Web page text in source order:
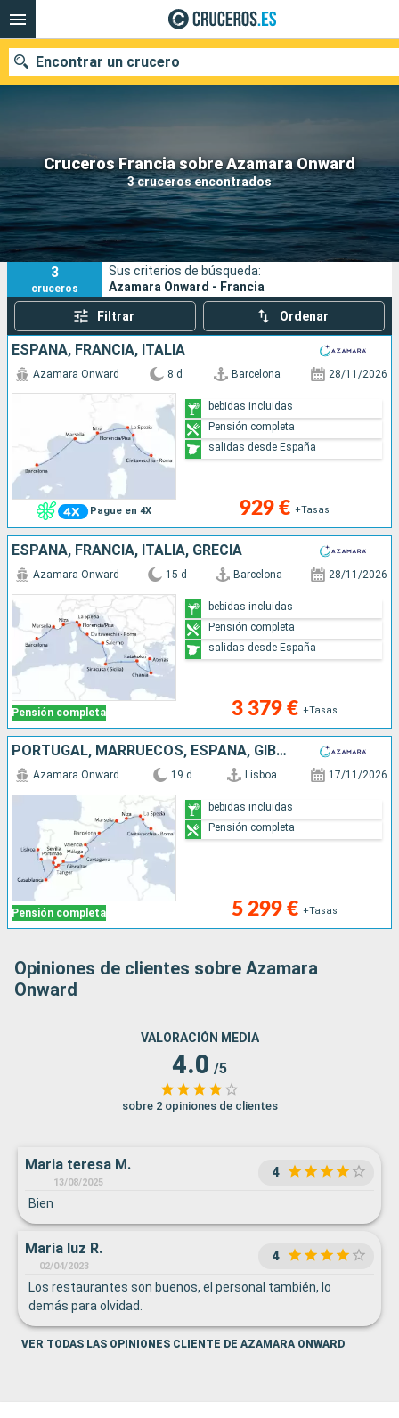
Cruceros Francia sobre Azamara Onward
3 cruceros encontrados
Encontrar un crucero
Nuestros destinos
Fecha de salida
Puertos Compañías
Buscar
3
cruceros
Sus criterios de búsqueda:
Azamara Onward - Francia
Filtrar Ordenar
ESPAÑA, FRANCIA, ITALIA
Pague en 4X
Azamara Onward 8 d Barcelona 28/11/2026
929 € +Tasas
bebidas incluidas
Pensión completa
salidas desde España
ESPAÑA, FRANCIA, ITALIA, GRECIA
Pensión completa
Azamara Onward 15 d Barcelona 28/11/2026
3 379 € +Tasas
bebidas incluidas
Pensión completa
salidas desde España
PORTUGAL, MARRUECOS, ESPAÑA, GIBRALTAR, FRANCIA, ITALIA
Pensión completa
Azamara Onward 19 d Lisboa 17/11/2026
5 299 € +Tasas
bebidas incluidas
Pensión completa
Opiniones de clientes sobre Azamara
Onward
VALORACIÓN MEDIA
4.0 /5
sobre 2 opiniones de clientes
Maria teresa M.
13/08/2025
4
Bien
Maria luz R.
02/04/2023
4
Los restaurantes son buenos, el personal también, lo
demás para olvidad.
VER TODAS LAS OPINIONES CLIENTE DE AZAMARA ONWARD